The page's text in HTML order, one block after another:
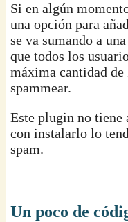
Si en algún
una opción para
se va sumando a
que todos los
máxima cantidad de
spammear.
Este plugin no tiene
con instalarlo lo
spam.
Un poco de